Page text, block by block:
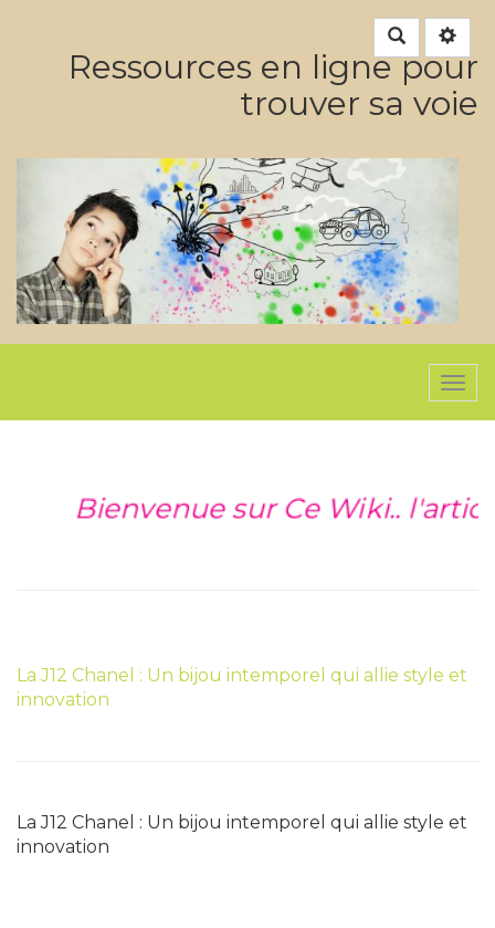
Rechercher
Ressources en ligne pour
trouver sa voie
Bienvenue sur Ce Wiki..
La J12 Chanel : Un bijou intemporel qui allie style et
innovation
La J12 Chanel : Un bijou intemporel qui allie style et
innovation